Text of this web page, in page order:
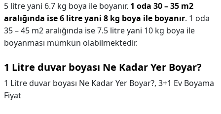
5 litre yani 6.7 kg boya ile boyanır. 1 oda 30 – 35 m2
aralığında ise 6 litre yani 8 kg boya ile boyanır. 1 oda
35 – 45 m2 aralığında ise 7.5 litre yani 10 kg boya ile
boyanması mümkün olabilmektedir.
1 Litre duvar boyası Ne Kadar Yer Boyar?
1 Litre duvar boyası Ne Kadar Yer Boyar?, 3+1 Ev Boyama
Fiyat